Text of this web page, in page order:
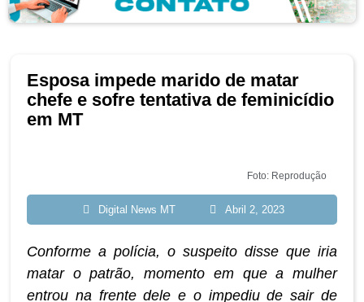
Esposa impede marido de matar
chefe e sofre tentativa de feminicídio
em MT
Foto: Reprodução
Digital News MT Abril 2, 2023
Conforme a polícia, o suspeito disse que iria
matar o patrão, momento em que a mulher
entrou na frente dele e o impediu de sair de